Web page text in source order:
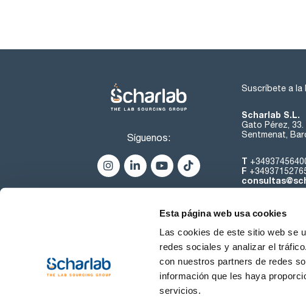
Esta página web usa cookies
Las cookies de este sitio web se
redes sociales y analizar el
con nuestros partners de redes
información que les haya
servicios.
Síguenos:
Suscríbete a la
Scharlab S.L.
Gato Pérez, 33.
Sentmenat,
T
F
Sobre nosotros
Condiciones de uso